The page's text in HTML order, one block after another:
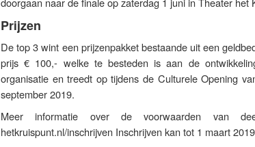
Prijzen
De top 3 wint een prijzenpakket bestaande uit een
prijs € 100,- welke te besteden is aan de
organisatie en treedt op tijdens de Culturele Opening
september 2019.
Meer informatie over de voorwaarden van
hetkruispunt.nl/inschrijven Inschrijven kan tot 1 maart